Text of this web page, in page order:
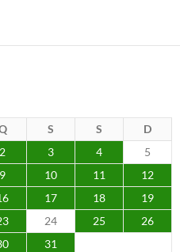
S S
D
2 3 4
5
9 10 11
12
17 18
19
24 25
26
31